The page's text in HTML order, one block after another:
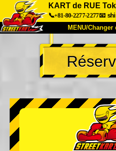
KART de RUE
📞+81-80-2277-2277📧
MENU/Changer
À Propos
Entreprise
Changer de
Tokyo Shinagawa
Tokyo Akihabara#2